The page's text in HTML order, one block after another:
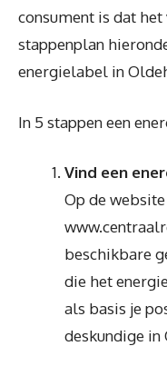
consument is dat
stappenplan
energielabel in
In 5 stappen een
Vind een
Op de website
beschikbare
die het
als basis je
deskundige in